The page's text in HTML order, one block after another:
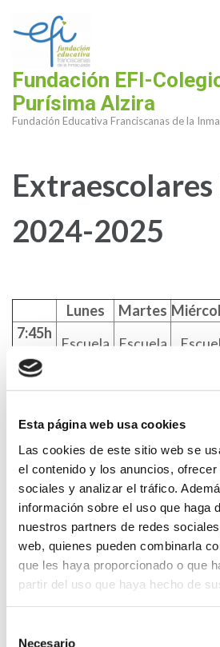
Esta página web usa cookies
Las cookies de este sitio web se
el contenido y los anuncios,
sociales y analizar el tráfico.
información sobre el uso que haga
nuestros partners de redes
web, quienes pueden combinarla
que les haya proporcionado o que
partir del uso que haya hecho de
Necesario
contenido
(presiona
tecla
Fundación EFI-
Purísima Alzira
Fundación Educativa Franciscanas de la
2024-2025
Lunes Martes
7:45h
a
9:00h
Escuela
Escuela
13:30h
a
14:30h
Baile
moderno
Funny
Kids
Baile